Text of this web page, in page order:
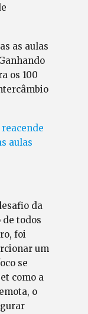
as aulas
os 100
aulas
da
todos
foi
um
se
como a
o